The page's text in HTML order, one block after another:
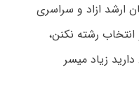
ارشد ازاد و سراسری
رشته نکنن،
زیاد میسر